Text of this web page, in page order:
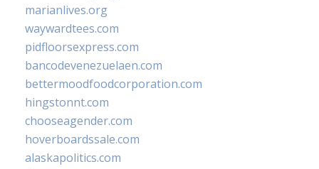
marianlives.org
waywardtees.com
pidfloorsexpress.com
bancodevenezuelaen.com
bettermoodfoodcorporation.com
hingstonnt.com
chooseagender.com
hoverboardssale.com
alaskapolitics.com